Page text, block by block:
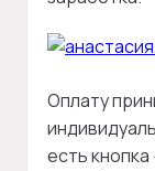
Оплату
есть